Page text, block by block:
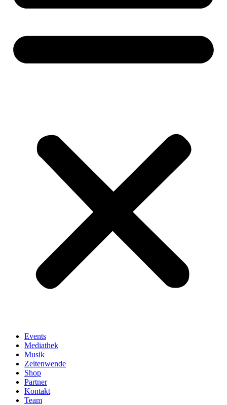
Events
Mediathek
Musik
Zeitenwende
Shop
Partner
Kontakt
Team